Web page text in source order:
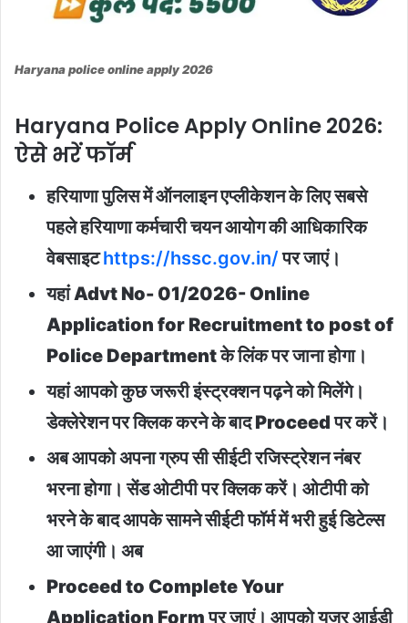
Haryana police online apply 2026
Haryana Police Apply Online 2026:
ऐसे भरें फॉर्म
हरियाणा पुलिस में ऑनलाइन एप्लीकेशन के लिए सबसे
पहले हरियाणा कर्मचारी चयन आयोग की आधिकारिक
वेबसाइटhttps://hssc.gov.in/पर जाएं।
यहां Advt No- 01/2026- Online
Application for Recruitment to post of
Police Department के लिंक पर जाना होगा।
यहां आपको कुछ जरूरी इंस्ट्रक्शन पढ़ने को मिलेंगे।
डेक्लेरेशन पर क्लिक करने के बाद Proceed पर करें।
अब आपको अपना ग्रुप सी सीईटी रजिस्ट्रेशन नंबर
भरना होगा। सेंड ओटीपी पर क्लिक करें। ओटीपी को
भरने के बाद आपके सामने सीईटी फॉर्म में भरी हुई डिटेल्स
आ जाएंगी। अब
Proceed to Complete Your
Application Form पर जाएं। आपको यूजर आईडी